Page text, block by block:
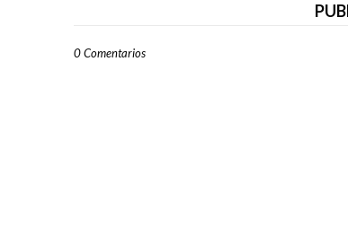
0 Comentarios